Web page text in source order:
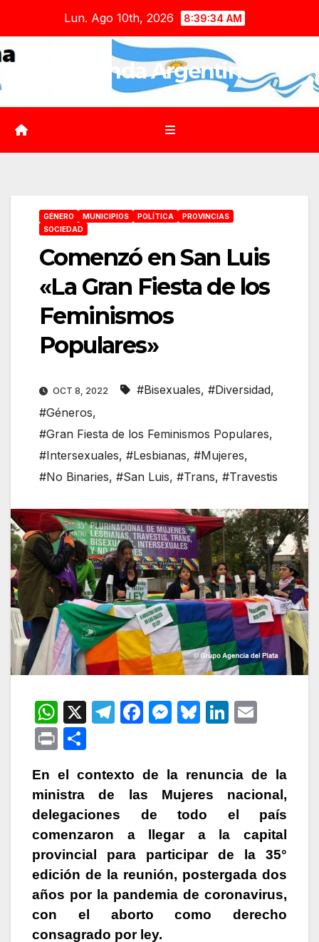
contenido
Lun. Ago 10th, 2026 8:39:35 AM
Agenda Argentina
GÉNERO MUNICIPIOS POLÍTICA
PROVINCIAS
SOCIEDAD
Comenzó en San Luis
«La Gran Fiesta de los
Feminismos
Populares»
OCT 8, 2022 #Bisexuales, #Diversidad,
#Géneros,
#Gran Fiesta de los Feminismos Populares,
#Intersexuales, #Lesbianas, #Mujeres,
#No Binaries, #San Luis, #Trans, #Travestis
W
h
at
s
A
p
p
X
T
gr
m
F
e
b
o
o
k
M
s
e
n
g
er
Bl
s
k
y
Li
e
dI
n
P
nt m
p
ar
tir
En el contexto de la renuncia de la
ministra de las Mujeres nacional,
delegaciones de todo el país
comenzaron a llegar a la capital
provincial para participar de la 35°
edición de la reunión, postergada dos
años por la pandemia de coronavirus,
con el aborto como derecho
consagrado por ley.